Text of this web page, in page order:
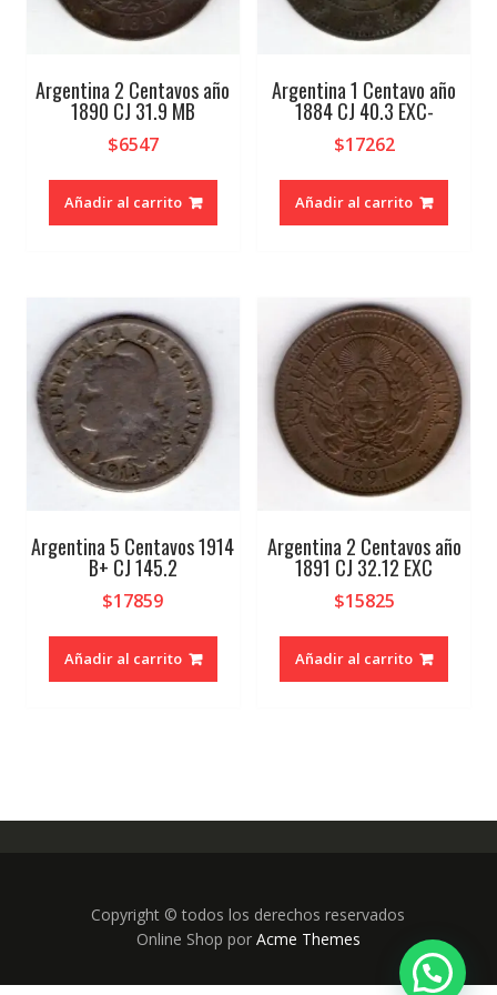
Argentina 2 Centavos año
1890 CJ 31.9 MB
$6547
Añadir al carrito
Argentina 1 Centavo año
1884 CJ 40.3 EXC-
$17262
Añadir al carrito
Argentina 5 Centavos 1914
B+ CJ 145.2
$17859
Añadir al carrito
Argentina 2 Centavos año
1891 CJ 32.12 EXC
$15825
Añadir al carrito
Copyright © todos los derechos reservados
Online Shop por Acme Themes